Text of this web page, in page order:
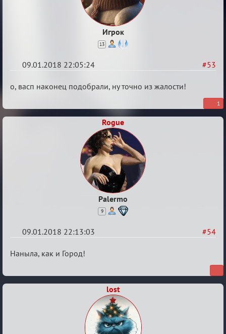
Игрок
13
#53
09.01.2018 22:05:24
Re:
«Менеджер
о, васп наконец подобрали, ну точно из жалости!
1
Rogue
Palermo
9
#54
09.01.2018 22:13:03
Re:
«Менеджер
Наныла, как и Город!
lost